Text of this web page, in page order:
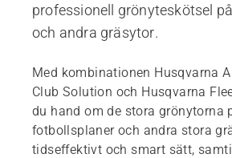
professionell grönyteskötsel
och andra gräsytor.
Med kombinationen Husqvarna
Club Solution och Husqvarna
du hand om de stora grönytorna
fotbollsplaner och andra stora
tidseffektivt och smart sätt,